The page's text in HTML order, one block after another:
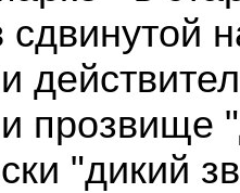
прозвище
"дикий